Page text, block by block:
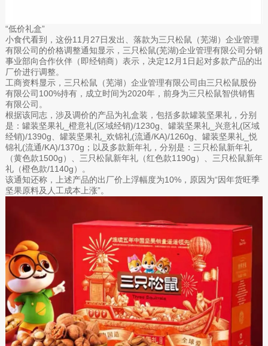
“低价礼盒”
小食代看到，这份11月27日发出、落款为三只松鼠（芜湖）企业管理
有限公司的价格调整通知显示，三只松鼠(芜湖)企业管理有限公司分销
事业部向合作伙伴（即经销商）表示，决定12月1日起对多款产品的出
厂价进行调整。
工商资料显示，三只松鼠（芜湖）企业管理有限公司由三只松鼠股份
有限公司100%持有，成立时间为2020年，前身为三只松鼠智供销售
有限公司。
根据该同志，涉及调价的产品为礼盒装，包括多款罐装坚果礼，分别
是：罐装坚果礼_橙意礼(区域经销)/1230g、罐装坚果礼_兴意礼(区域
经销)/1390g、罐装坚果礼_欢锦礼(流通/KA)/1260g、罐装坚果礼_悦
锦礼(流通/KA)/1370g；以及多款新年礼，分别是：三只松鼠新年礼
（黄色款1500g）、三只松鼠新年礼（红色款1190g）、三只松鼠新年
礼（橙色款/1140g）。
该通知还称，上述产品的出厂价上浮幅度为10%，原因为“因年货旺季
坚果原料及人工成本上涨”。